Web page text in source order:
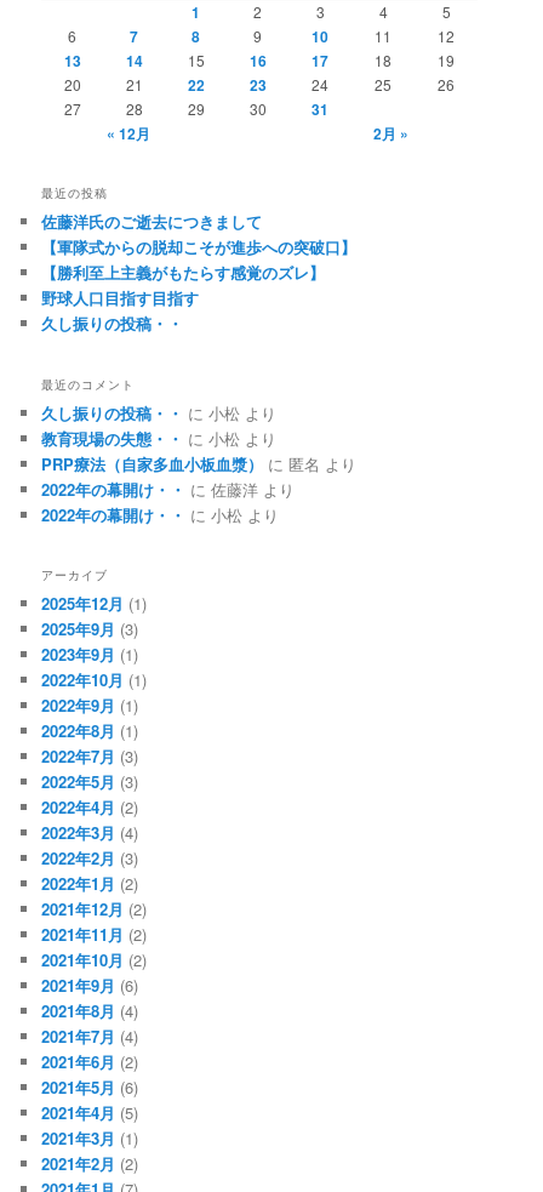
1
2 3 4
5
6
7 8 9 10 11 12
13 14 15 16 17 18
19
20
21 22 23 24 25
26
27
28 29 30
31
« 12月
2月 »
最近の投稿
佐藤洋氏のご逝去につきまして
【軍隊式からの脱却こそが進歩への突破口】
【勝利至上主義がもたらす感覚のズレ】
野球人口目指す目指す
久し振りの投稿・・
最近のコメント
久し振りの投稿・・ に小松 より
教育現場の失態・・ に小松 より
PRP療法（自家多血小板血漿）
に匿名 より
2022年の幕開け・・ に佐藤洋 より
2022年の幕開け・・ に小松 より
アーカイブ
2025年12月 (1)
2025年9月 (3)
2023年9月 (1)
2022年10月 (1)
2022年9月 (1)
2022年8月 (1)
2022年7月 (3)
2022年5月 (3)
2022年4月 (2)
2022年3月 (4)
2022年2月 (3)
2022年1月 (2)
2021年12月 (2)
2021年11月 (2)
2021年10月 (2)
2021年9月 (6)
2021年8月 (4)
2021年7月 (4)
2021年6月 (2)
2021年5月 (6)
2021年4月 (5)
2021年3月 (1)
2021年2月 (2)